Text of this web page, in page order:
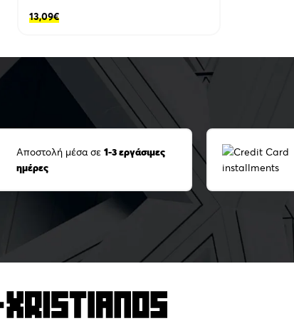
13,09€
Αποστολή μέσα σε 1-3 εργάσιμες
ημέρες